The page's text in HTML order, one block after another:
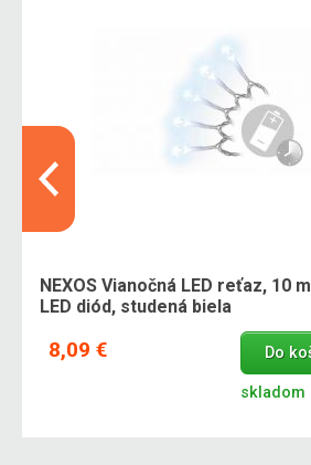
NEXOS Vianočná LED reťaz, 10
LED diód, studená biela
8,09 € Do
skladom